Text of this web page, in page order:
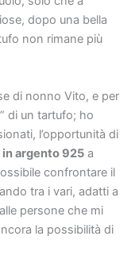
dopo una bella
non rimane più
di nonno Vito, e per
di un tartufo; ho
l’opportunità di
argento 925 a
confrontare il
tra i vari, adatti a
persone che mi
la possibilità di